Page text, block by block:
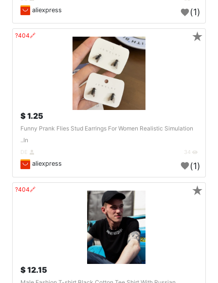
aliexpress (1)
🔗404?
1.25 $
Funny Prank Flies Stud Earrings For Women Realistic Simulation
In..
aliexpress (1)
★
🔗404?
12.15 $
★